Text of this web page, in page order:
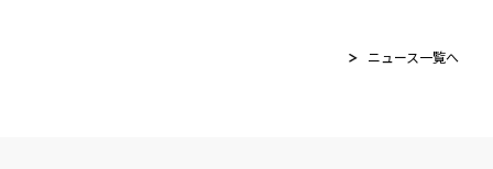
ニュース一覧へ